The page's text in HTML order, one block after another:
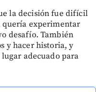
la decisión fue difícil
quería experimentar
desafío. También
y hacer historia, y
adecuado para